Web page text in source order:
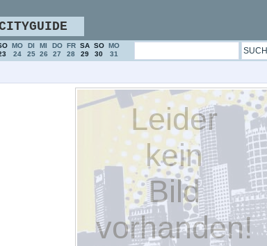
Leider
kein
Bild
vorhanden!
MO
24
DI
25
MI
26
DO
27
FR
28
SA
29
SO
30
MO
31